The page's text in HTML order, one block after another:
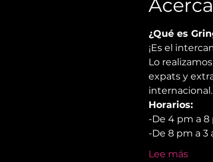
¿Qué es
¡Es el
Lo
expats y
Horarios:
-De 4 pm a
-De 8 pm a
Lee más